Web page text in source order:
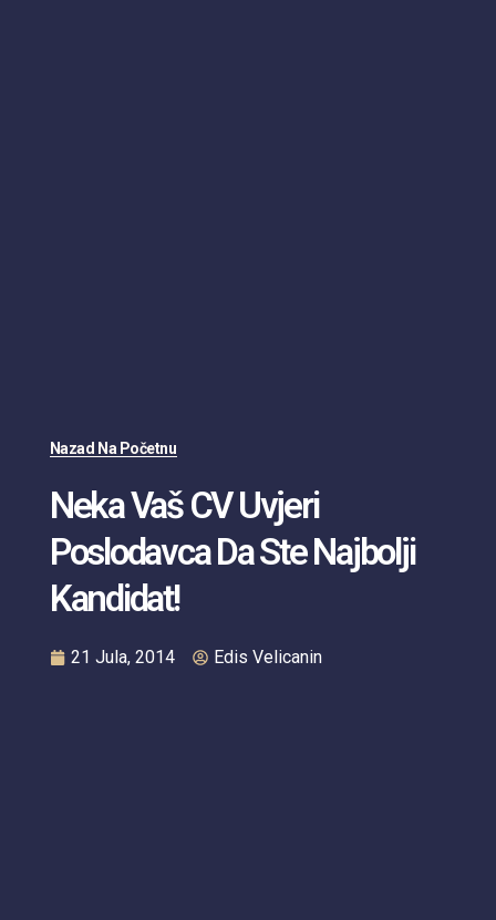
Nazad Na Početnu
Neka Vaš CV Uvjeri
Poslodavca Da Ste Najbolji
Kandidat!
21 Jula, 2014 Edis Velicanin